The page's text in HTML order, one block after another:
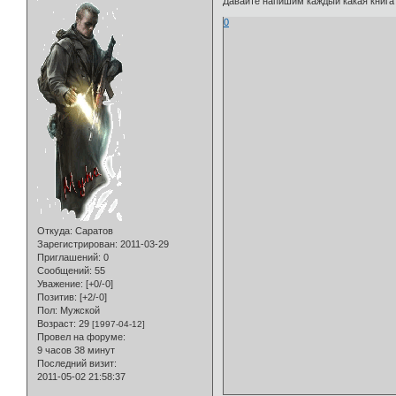
Откуда: Саратов
Зарегистрирован: 2011-03-29
Приглашений: 0
Сообщений: 55
Уважение: [+0/-0]
Позитив: [+2/-0]
Пол: Мужской
Возраст: 29 [1997-04-12]
Провел на форуме:
9 часов 38 минут
Последний визит:
2011-05-02 21:58:37
0